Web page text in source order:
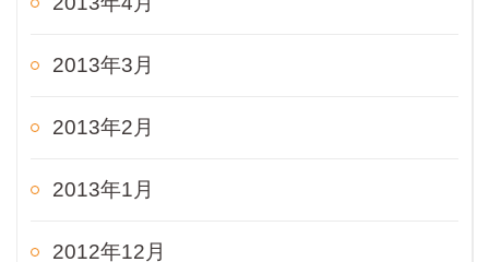
2013年3月
2013年2月
2013年1月
2012年12月